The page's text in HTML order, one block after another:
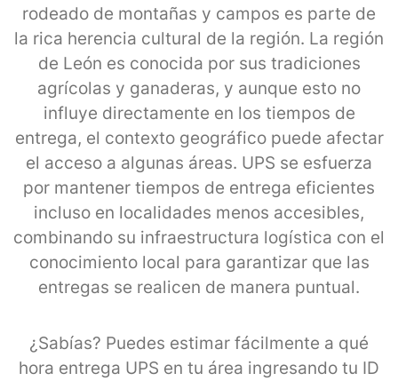
rodeado de montañas y campos es parte de
la rica herencia cultural de la región. La región
de León es conocida por sus tradiciones
agrícolas y ganaderas, y aunque esto no
influye directamente en los tiempos de
entrega, el contexto geográfico puede afectar
el acceso a algunas áreas. UPS se esfuerza
por mantener tiempos de entrega eficientes
incluso en localidades menos accesibles,
combinando su infraestructura logística con el
conocimiento local para garantizar que las
entregas se realicen de manera puntual.
¿Sabías? Puedes estimar fácilmente a qué
hora entrega UPS en tu área ingresando tu ID